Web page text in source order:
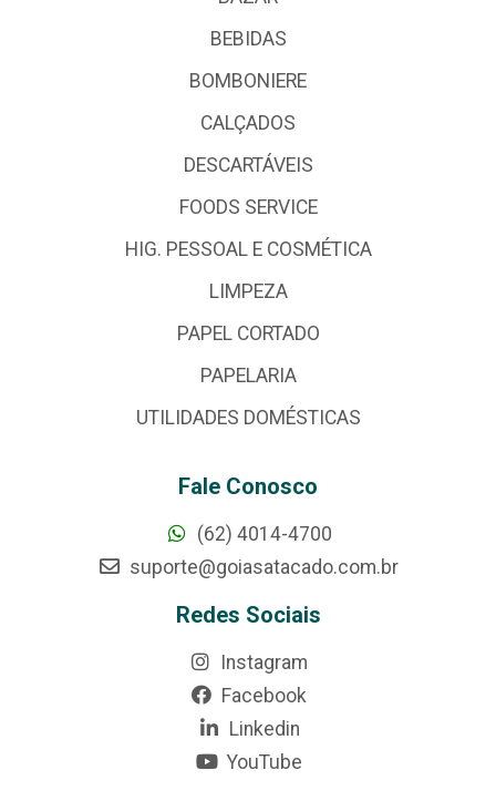
BEBIDAS
BOMBONIERE
CALÇADOS
DESCARTÁVEIS
FOODS SERVICE
HIG. PESSOAL E COSMÉTICA
LIMPEZA
PAPEL CORTADO
PAPELARIA
UTILIDADES DOMÉSTICAS
Fale Conosco
(62) 4014-4700
suporte@goiasatacado.com.br
Redes Sociais
Instagram
Facebook
Linkedin
YouTube